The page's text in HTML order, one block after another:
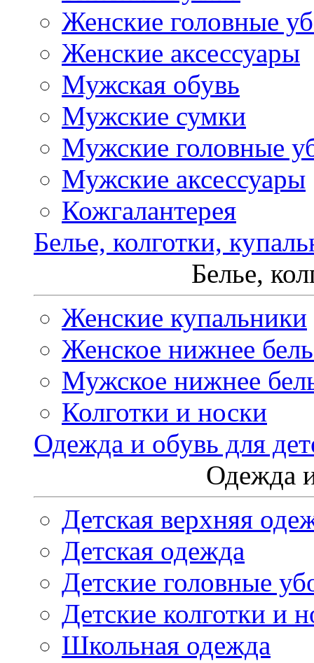
Женские головные
Женские аксессуары
Мужская обувь
Мужские сумки
Мужские головные
Мужские аксессуары
Кожгалантерея
Белье, колготки,
Белье,
Женские купальники
Женское нижнее
Мужское нижнее
Колготки и носки
Одежда и обувь для
Одежда
Детская верхняя
Детская одежда
Детские головные
Детские колготки и
Школьная одежда